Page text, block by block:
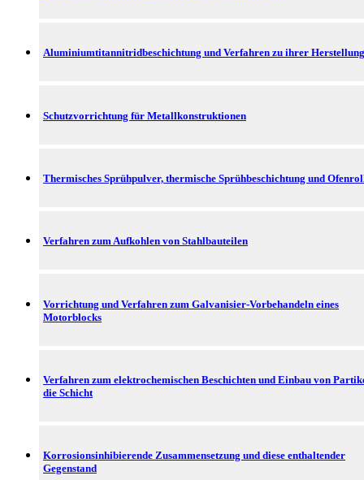
Aluminiumtitannitridbeschichtung und Verfahren zu ihrer Herstellung
Schutzvorrichtung für Metallkonstruktionen
Thermisches Sprühpulver, thermische Sprühbeschichtung und
Verfahren zum Aufkohlen von Stahlbauteilen
Vorrichtung und Verfahren zum Galvanisier-Vorbehandeln eines
Motorblocks
Verfahren zum elektrochemischen Beschichten und Einbau von
die Schicht
Korrosionsinhibierende Zusammensetzung und diese enthaltender
Gegenstand